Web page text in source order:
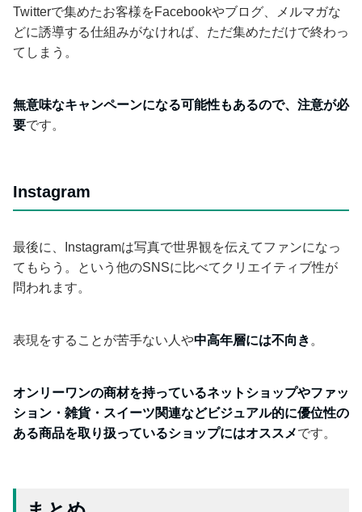
Twitterで集めたお客様をFacebookやブログ、メルマガな
どに誘導する仕組みがなければ、ただ集めただけで終わっ
てしまう。
無意味なキャンペーンになる可能性もあるので、注意が必
要です。
Instagram
最後に、Instagramは写真で世界観を伝えてファンになっ
てもらう。という他のSNSに比べてクリエイティブ性が
問われます。
表現をすることが苦手ない人や中高年層には不向き。
オンリーワンの商材を持っているネットショップやファッ
ション・雑貨・スイーツ関連などビジュアル的に優位性の
ある商品を取り扱っているショップにはオススメです。